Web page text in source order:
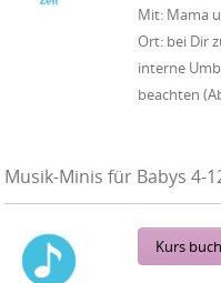
Mit: Mama
Ort: bei Dir
interne
beachten
Musik-Minis für Babys 4-
Kurs